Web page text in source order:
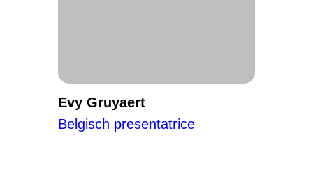
Evy Gruyaert
Belgisch presentatrice